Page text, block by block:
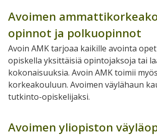
Avoimen
opinnot ja polkuopinnot
Avoin AMK tarjoaa kaikille avointa
opiskella yksittäisiä opintojaksoja tai
kokonaisuuksia. Avoin AMK toimii
korkeakouluun. Avoimen väylähaun
tutkinto-opiskelijaksi.
Avoimen yliopiston